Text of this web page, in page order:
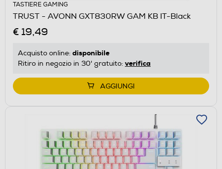
TASTIERE GAMING
TRUST - AVONN GXT830RW GAM KB IT-Black
€ 19,49
Acquisto online: disponibile
Ritiro in negozio in 30' gratuito: verifica
AGGIUNGI